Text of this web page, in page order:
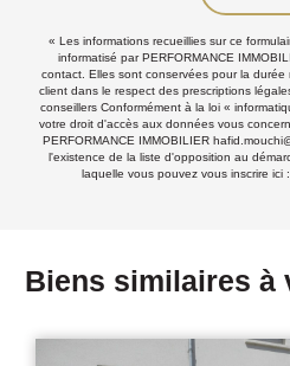
« Les informations recueillies sur ce
informatisé par PERFORMANCE
contact. Elles sont conservées pour la
client dans le respect des prescriptions
conseillers Conformément à la loi «
votre droit d'accès aux données vous
PERFORMANCE IMMOBILIER
l'existence de la liste d'opposition au
laquelle vous pouvez vous inscrire ici :
Biens similaires à